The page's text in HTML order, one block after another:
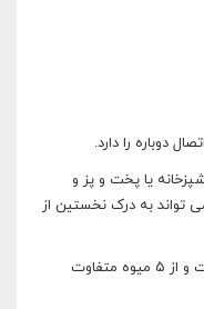
دوباره را دارد.
یا پخت و پز و
تواند به درک نخستین از
چاقوی این مجموعه حدود ۱۳ سانتیمتر است و از ۵ میوه متفاوت